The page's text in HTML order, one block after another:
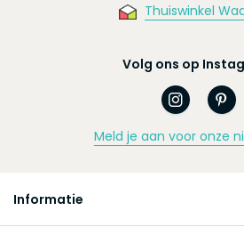
Thuiswinkel
Volg ons op
Meld je aan voor onze
Informatie